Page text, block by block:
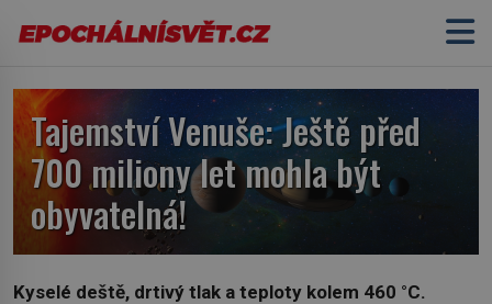
Tajemství Venuše: Ještě před
700 miliony let mohla být
obyvatelná!
Kyselé deště, drtivý tlak a teploty kolem 460 °C.